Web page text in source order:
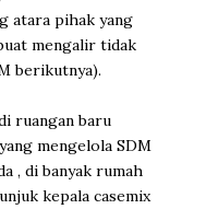
atara pihak yang
mengalir tidak
berikutnya).
ruangan baru
mengelola SDM
, di banyak rumah
kepala casemix